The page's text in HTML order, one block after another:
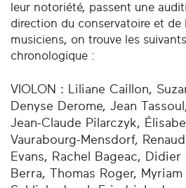
leur notoriété, passent une
direction du conservatoire et de
musiciens, on trouve les
chronologique :
VIOLON : Liliane Caillon,
Denyse Derome, Jean
Jean-Claude Pilarczyk,
Vaurabourg-Mensdorf,
Evans, Rachel Bageac, Didier
Berra, Thomas Roger,